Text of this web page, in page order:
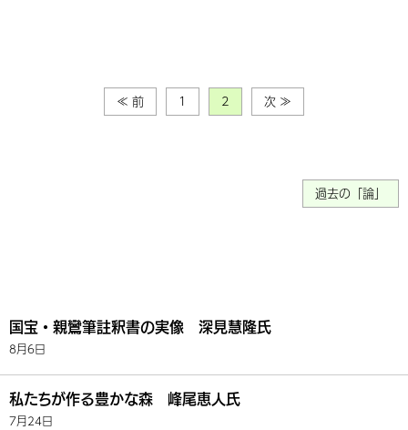
≪ 前 1 2 次 ≫
過去の「論」
国宝・親鸞筆註釈書の実像 深見慧隆氏
8月6日
私たちが作る豊かな森 峰尾恵人氏
7月24日